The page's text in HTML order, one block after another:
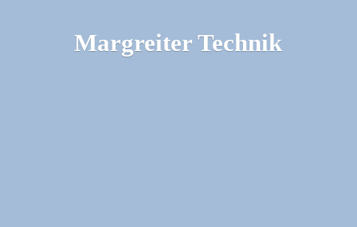
Margreiter Technik